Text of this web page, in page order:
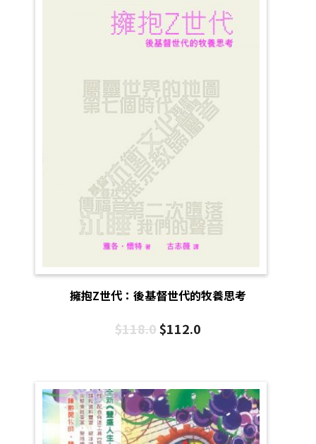
擁抱Z世代：後基督世代的牧養思考
$118.0$112.0